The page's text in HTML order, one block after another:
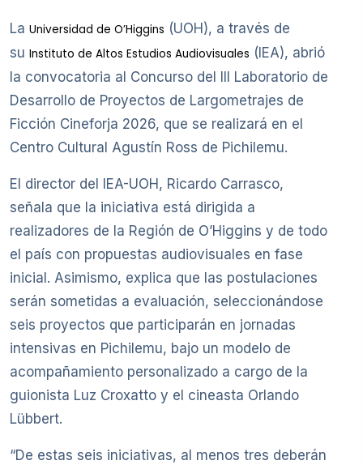
La Universidad de O’Higgins (UOH), a través de
su Instituto de Altos Estudios Audiovisuales (IEA), abrió
la convocatoria al Concurso del III Laboratorio de
Desarrollo de Proyectos de Largometrajes de
Ficción Cineforja 2026, que se realizará en el
Centro Cultural Agustín Ross de Pichilemu.
El director del IEA-UOH, Ricardo Carrasco,
señala que la iniciativa está dirigida a
realizadores de la Región de O’Higgins y de todo
el país con propuestas audiovisuales en fase
inicial. Asimismo, explica que las postulaciones
serán sometidas a evaluación, seleccionándose
seis proyectos que participarán en jornadas
intensivas en Pichilemu, bajo un modelo de
acompañamiento personalizado a cargo de la
guionista Luz Croxatto y el cineasta Orlando
Lübbert.
“De estas seis iniciativas, al menos tres deberán